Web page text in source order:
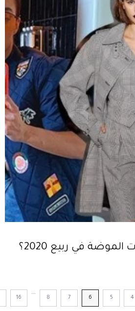
في ربيع 2020؟
4
5
6
7
8
...
16